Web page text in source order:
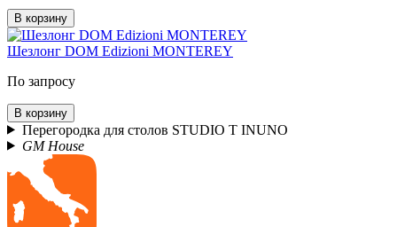
В корзину
Шезлонг DOM Edizioni MONTEREY
По запросу
В корзину
Перегородка для столов STUDIO T INUNO
GM House